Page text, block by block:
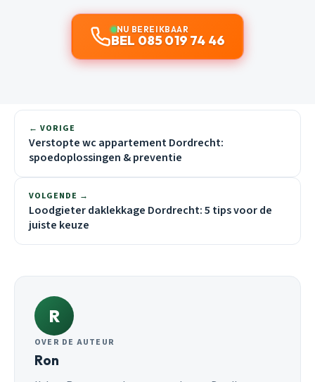
NU BEREIKBAAR
BEL 085 019 74 46
← VORIGE
Verstopte wc appartement Dordrecht:
spoedoplossingen & preventie
VOLGENDE →
Loodgieter daklekkage Dordrecht: 5 tips voor de
juiste keuze
R
OVER DE AUTEUR
Ron